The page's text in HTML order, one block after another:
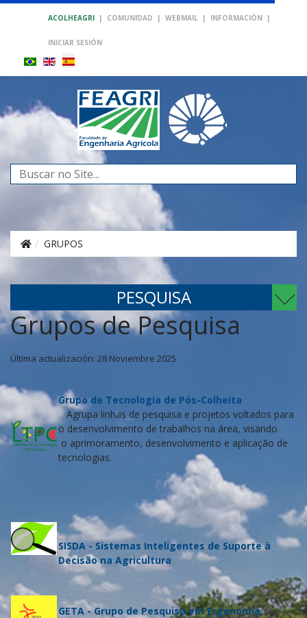
ACOLHEAGRI | COMUNIDAD | WEBMAIL | INFORMACIÓN |
INICIAR SESIÓN
Buscar...
GRUPOS
PESQUISA
Grupos de Pesquisa
Última actualización: 28 Noviembre 2025
Grupo de Tecnologia de Pós-Colheita
Agrupa linhas de pesquisa e projetos voltados para
o desenvolvimento de trabalhos na área, visando
o aprimoramento, desenvolvimento e aplicação de
tecnologias.
SISDA - Sistemas Inteligentes de Suporte à
Decisão na Agricultura
GETA - Grupo de Pesquisa em Ergonomia,